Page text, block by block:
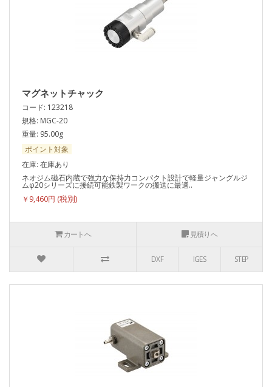
マグネットチャック
コード: 123218
規格: MGC-20
重量: 95.00g
ポイント対象
在庫: 在庫あり
ネオジム磁石内蔵で強力な保持力コンパクト設計で軽量ジャングルジ
ムφ20シリーズに接続可能鉄製ワークの搬送に最適..
￥9,460円
カートへ 見積りへ
DXF IGES STEP